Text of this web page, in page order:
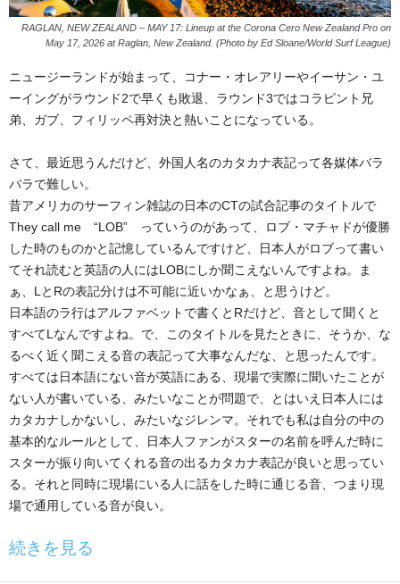
RAGLAN, NEW ZEALAND – MAY 17: Lineup at the Corona Cero New Zealand Pro on
May 17, 2026 at Raglan, New Zealand. (Photo by Ed Sloane/World Surf League)
ニュージーランドが始まって、コナー・オレアリーやイーサン・ユ
ーイングがラウンド2で早くも敗退、ラウンド3ではコラピント兄
弟、ガブ、フィリッペ再対決と熱いことになっている。
さて、最近思うんだけど、外国人名のカタカナ表記って各媒体バラ
バラで難しい。
昔アメリカのサーフィン雑誌の日本のCTの試合記事のタイトルで
They call me “LOB” っていうのがあって、ロブ・マチャドが優勝
した時のものかと記憶しているんですけど、日本人がロブって書い
てそれ読むと英語の人にはLOBにしか聞こえないんですよね。ま
ぁ、LとRの表記分けは不可能に近いかなぁ、と思うけど。
日本語のラ行はアルファベットで書くとRだけど、音として聞くと
すべてLなんですよね。で、このタイトルを見たときに、そうか、な
るべく近く聞こえる音の表記って大事なんだな、と思ったんです。
すべては日本語にない音が英語にある、現場で実際に聞いたことが
ない人が書いている、みたいなことが問題で、とはいえ日本人には
カタカナしかないし、みたいなジレンマ。それでも私は自分の中の
基本的なルールとして、日本人ファンがスターの名前を呼んだ時に
スターが振り向いてくれる音の出るカタカナ表記が良いと思ってい
る。それと同時に現場にいる人に話をした時に通じる音、つまり現
場で通用している音が良い。
続きを見る